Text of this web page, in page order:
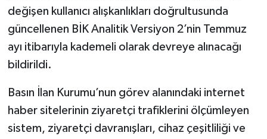
değişen kullanıcı alışkanlıkları doğrultusunda
güncellenen BİK Analitik Versiyon 2’nin Temmuz
ayı itibarıyla kademeli olarak devreye alınacağı
bildirildi.
Basın İlan Kurumu’nun görev alanındaki internet
haber sitelerinin ziyaretçi trafiklerini ölçümleyen
sistem, ziyaretçi davranışları, cihaz çeşitliliği ve